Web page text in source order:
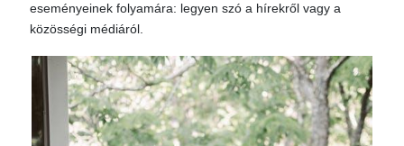
eseményeinek folyamára: legyen szó a hírekről vagy a
közösségi médiáról.